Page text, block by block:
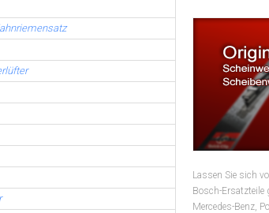
Lassen Sie sich
Bosch-Ersatzteile
Mercedes-Benz,